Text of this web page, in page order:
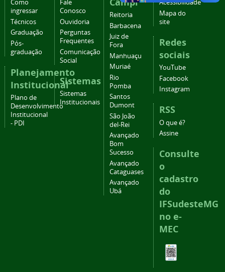
Como
ingressar
Técnicos
Graduação
Pós-
graduação
Planejamento
Institucional
Plano de
Desenvolvimento
Institucional
- PDI
Fale
Conosco
Ouvidoria
Perguntas
Frequentes
Comunicação
Social
Sistemas
Sistemas
Institucionais
Reitoria
Barbacena
Juiz de
Fora
Manhuaçu
Muriaé
Rio
Pomba
Santos
Dumont
São João
del-Rei
Avançado
Bom
Sucesso
Avançado
Cataguases
Avançado
Ubá
Acessibilidade
Mapa do
site
Redes
sociais
YouTube
Facebook
Instagram
RSS
O que é?
Assine
Consulte
o
cadastro
do
IFSudesteMG
no e-
MEC